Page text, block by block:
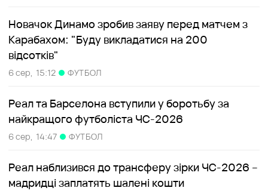
Новачок Динамо зробив заяву перед матчем з
Карабахом: "Буду викладатися на 200
відсотків"
6 сер, 15:12 ФУТБОЛ
Реал та Барселона вступили у боротьбу за
найкращого футболіста ЧС-2026
6 сер, 14:47 ФУТБОЛ
Реал наблизився до трансферу зірки ЧС-2026 –
мадридці заплатять шалені кошти